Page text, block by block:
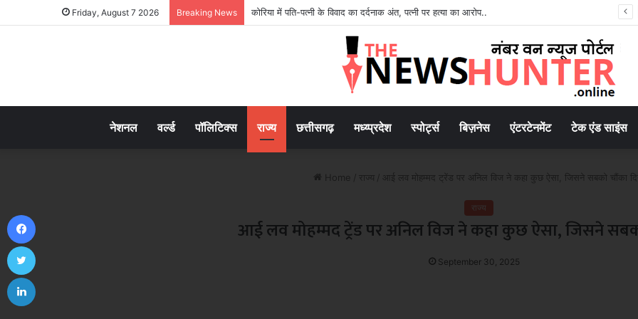
Friday, August 7 2026 Breaking News
नेशनल वर्ल्ड पॉलिटिक्स राज्य छत्तीसगढ़ मध्य्प्रदेश स्पोर्ट्स बिज़नेस एंटरटेनमेंट टेक एंड साइंस
Home / राज्य / आई लव मोहम्मद ट्रेंड पर अनिल विज ने कहा कुछ ऐसा, जिसने सबको चौंका
राज्य
आई लव मोहम्मद ट्रेंड पर अनिल विज ने कहा कुछ ऐसा, जिसने
September 30, 2025